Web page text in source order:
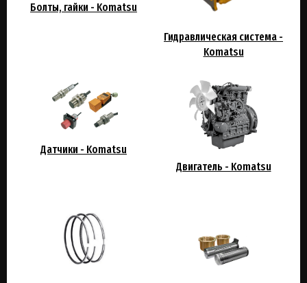
Болты, гайки - Komatsu
Гидравлическая система -
Komatsu
Датчики - Komatsu
Двигатель - Komatsu